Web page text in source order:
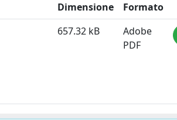
Dimensione
Formato
657.32 kB
Adobe
PDF